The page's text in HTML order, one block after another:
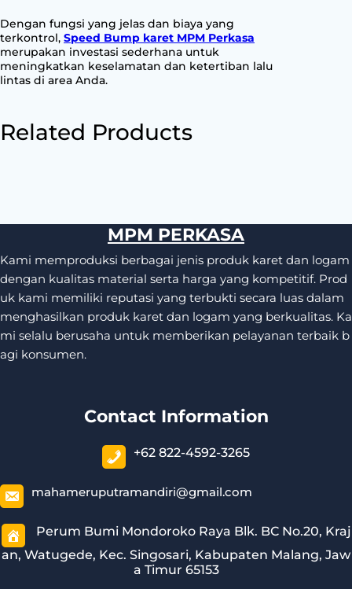
Dengan fungsi yang jelas dan biaya yang
terkontrol, Speed Bump karet MPM Perkasa
merupakan investasi sederhana untuk
meningkatkan keselamatan dan ketertiban lalu
lintas di area Anda.
Related Products
MPM PERKASA
Kami memproduksi berbagai jenis produk karet dan logam
dengan kualitas material serta harga yang kompetitif. Prod
uk kami memiliki reputasi yang terbukti secara luas dalam
menghasilkan produk karet dan logam yang berkualitas. Ka
mi selalu berusaha untuk memberikan pelayanan terbaik b
agi konsumen.
Contact Information
+62 822-4592-3265
mahameruputramandiri@gmail.com
Perum Bumi Mondoroko Raya Blk. BC No.20, Kraj
an, Watugede, Kec. Singosari, Kabupaten Malang, Jaw
a Timur 65153